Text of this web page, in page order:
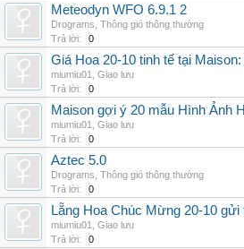
Meteodyn WFO 6.9.1 2
Drograms Thông gió thông thường
Trả lời:
0
Giá Hoa 20-10 tinh tế tại
miumiu01
Giao lưu
Trả lời:
0
Maison gợi ý 20 mẫu Hình Ảnh
miumiu01
Giao lưu
Trả lời:
0
Aztec 5.0
Drograms Thông gió thông thường
Trả lời:
0
Lẵng Hoa Chúc Mừng 20-10
miumiu01
Giao lưu
Trả lời:
0